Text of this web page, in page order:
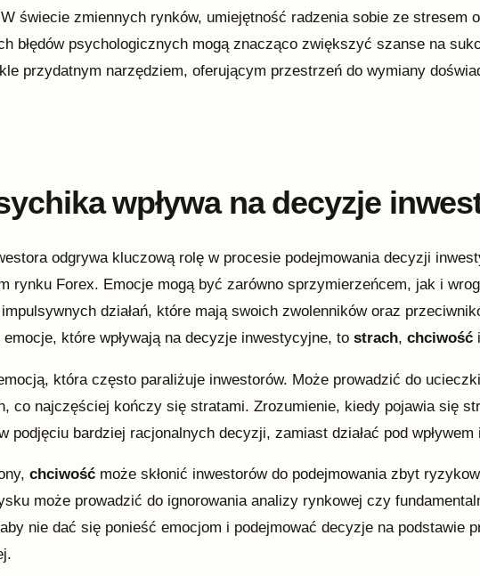
świecie zmiennych rynków, umiejętność radzenia sobie ze stresem
błędów psychologicznych mogą znacząco zwiększyć szanse na
przydatnym narzędziem, oferującym przestrzeń do wymiany
wpływa na decyzje
odgrywa kluczową rolę w procesie podejmowania decyzji
rynku Forex. Emocje mogą być zarówno sprzymierzeńcem, jak i
działań, które mają swoich zwolenników oraz
emocje, które wpływają na decyzje inwestycyjne, to strach, chciwośći
która często paraliżuje inwestorów. Może prowadzić do
co najczęściej kończy się stratami. Zrozumienie, kiedy pojawia się
podjęciu bardziej racjonalnych decyzji, zamiast działać pod wpływem
chciwośćmoże skłonić inwestorów do podejmowania zbyt
może prowadzić do ignorowania analizy rynkowej czy
nie dać się ponieść emocjom i podejmować decyzje na podstawie